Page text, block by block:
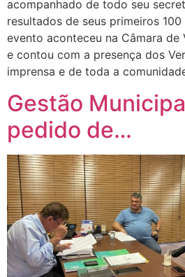
acompanhado de todo seu
resultados de seus primeiros
evento aconteceu na Câmara de
e contou com a presença dos
imprensa e de toda a
Gestão
pedido de…